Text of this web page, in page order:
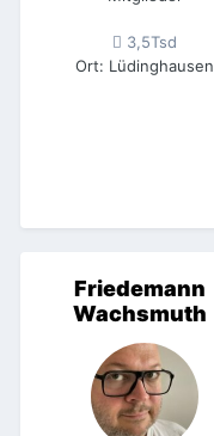
3,5Tsd
Ort: Lüdinghausen
Friedemann
Wachsmuth